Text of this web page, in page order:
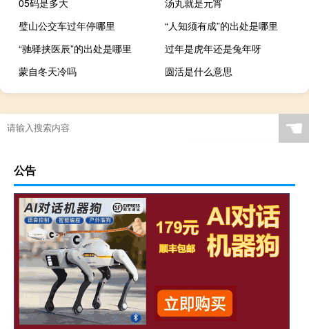
璧山公交车过年停哪里
“人知须有成”的出处是哪里
“驰驿挟医辰”的出处是哪里
过年是虎年还是兔年呀
蒙自冬天冷吗
圆活是什么意思
☚
公告